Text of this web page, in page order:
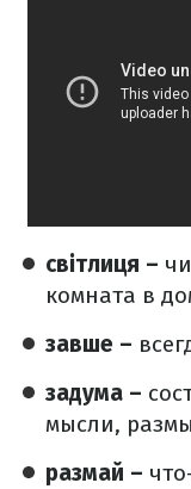
світлиця –
комната в
завше –
задума –
мысли,
размай –